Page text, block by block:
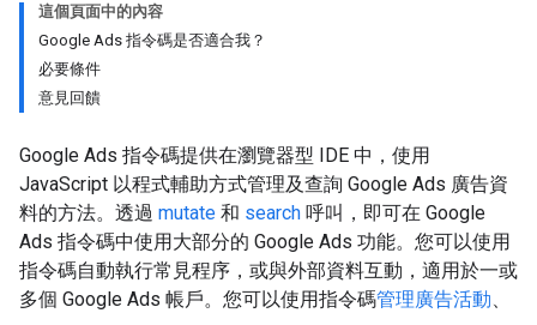
這個頁面中的內容
Google Ads 指令碼是否適合我？
必要條件
意見回饋
Google Ads 指令碼提供在瀏覽器型 IDE 中，使用
JavaScript 以程式輔助方式管理及查詢 Google Ads 廣告資
料的方法。透過 mutate 和 search 呼叫，即可在 Google
Ads 指令碼中使用大部分的 Google Ads 功能。您可以使用
指令碼自動執行常見程序，或與外部資料互動，適用於一或
多個 Google Ads 帳戶。您可以使用指令碼管理廣告活動、